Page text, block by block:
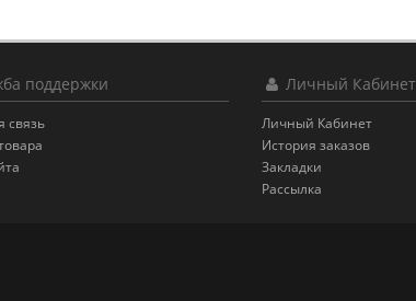
поддержки
связь
Личный Кабинет
Личный Кабинет
История заказов
Закладки
Рассылка